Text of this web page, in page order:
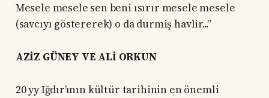
Mesele mesele sen beni ısırır mesele mesele
(savcıyı göstererek) o da durmiş havlir...”
AZİZ GÜNEY VE ALİ ORKUN
20 yy Iğdır’ının kültür tarihinin en önemli